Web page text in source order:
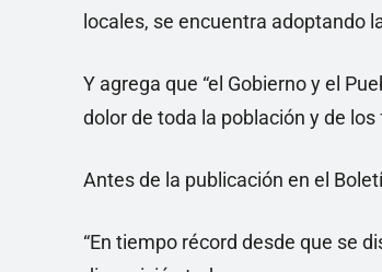
locales, se encuentra adoptando
Y agrega que “el Gobierno y el
dolor de toda la población y de
Antes de la publicación en el
“En tiempo récord desde que se